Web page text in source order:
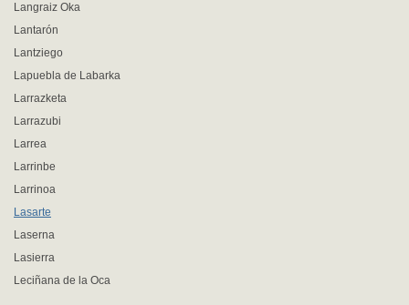
Langraiz Oka
Lantarón
Lantziego
Lapuebla de Labarka
Larrazketa
Larrazubi
Larrea
Larrinbe
Larrinoa
Lasarte
Laserna
Lasierra
Leciñana de la Oca